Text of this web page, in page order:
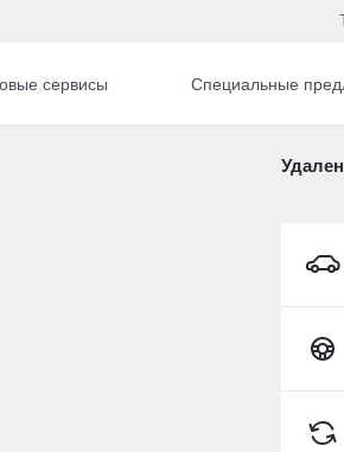
сервисы Специальные
с